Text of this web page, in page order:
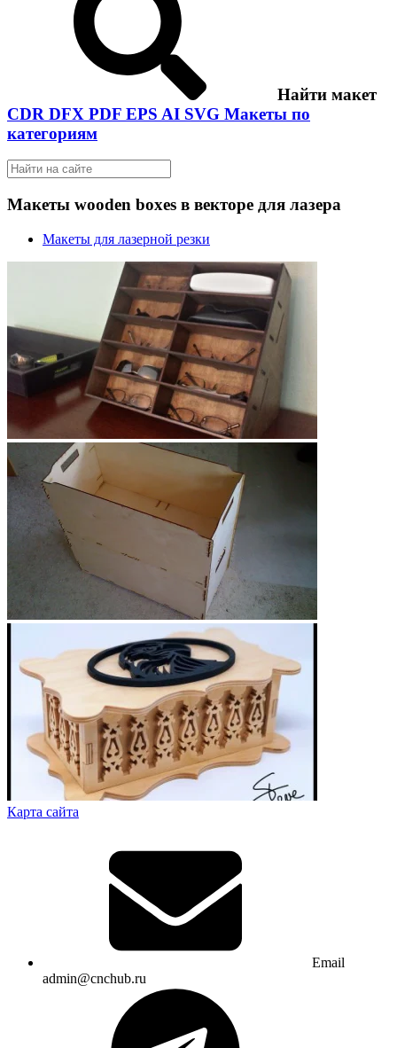
Найти макет
CDR DFX PDF EPS AI SVG Макеты по
категориям
Макеты wooden boxes в векторе для лазера
Макеты для лазерной резки
Карта сайта
Email
admin@cnchub.ru